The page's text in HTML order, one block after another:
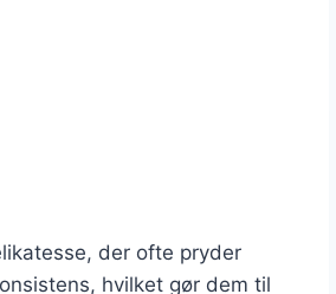
der ofte pryder
hvilket gør dem til